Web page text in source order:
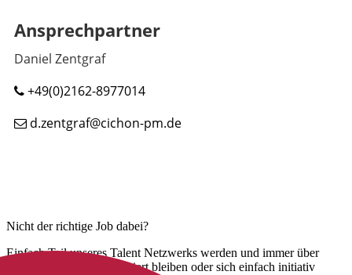
Ansprechpartner
Daniel Zentgraf
+49(0)2162-8977014
d.zentgraf@cichon-pm.de
Nicht der richtige Job dabei?
Einfach Teil unseres Talent Netzwerks werden und immer über
unsere neuen Jobs informiert bleiben oder sich einfach initiativ